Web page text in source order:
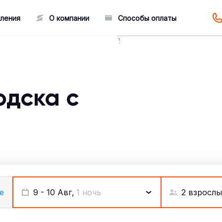
О компании Способы оплаты
с
9 - 10 Авг, 1 ночь 2